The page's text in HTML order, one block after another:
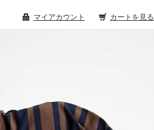
マイアカウント カートを見る